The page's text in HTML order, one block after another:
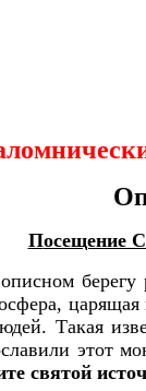
Посещение
Такая
этот
святой